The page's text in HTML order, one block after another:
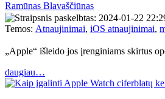
Ramūnas Blavaščiūnas
Temos: Atnaujinimai, iOS atnaujinimai,
„Apple“ išleido jos įrenginiams skirtus
daugiau…